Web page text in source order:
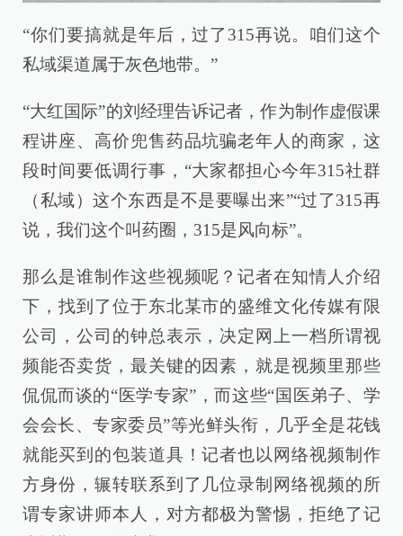
“你们要搞就是年后，过了315再说。咱们这个
私域渠道属于灰色地带。”
“大红国际”的刘经理告诉记者，作为制作虚假课
程讲座、高价兜售药品坑骗老年人的商家，这
段时间要低调行事，“大家都担心今年315社群
（私域）这个东西是不是要曝出来”“过了315再
说，我们这个叫药圈，315是风向标”。
那么是谁制作这些视频呢？记者在知情人介绍
下，找到了位于东北某市的盛维文化传媒有限
公司，公司的钟总表示，决定网上一档所谓视
频能否卖货，最关键的因素，就是视频里那些
侃侃而谈的“医学专家”，而这些“国医弟子、学
会会长、专家委员”等光鲜头衔，几乎全是花钱
就能买到的包装道具！记者也以网络视频制作
方身份，辗转联系到了几位录制网络视频的所
谓专家讲师本人，对方都极为警惕，拒绝了记